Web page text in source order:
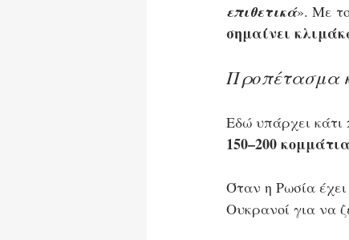
επιθετικά». Με
σημαίνει
Προπέτασμα
Εδώ υπάρχει κάτι
150–200
Όταν η Ρωσία έχει
Ουκρανοί για να